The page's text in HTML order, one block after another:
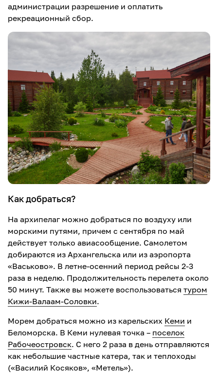
администрации разрешение и оплатить
рекреационный сбор.
Как добраться?
На архипелаг можно добраться по воздуху или
морскими путями, причем с сентября по май
действует только авиасообщение. Самолетом
добираются из Архангельска или из аэропорта
«Васьково». В летне-осенний период рейсы 2-3
раза в неделю. Продолжительность перелета около
50 минут. Также вы можете воспользоваться туром
Кижи-Валаам-Соловки.
Морем добраться можно из карельских Кеми и
Беломорска. В Кеми нулевая точка – поселок
Рабочеостровск. С него 2 раза в день отправляются
как небольшие частные катера, так и теплоходы
(«Василий Косяков», «Метель»).